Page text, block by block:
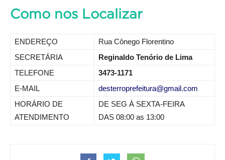
Como nos Localizar
ENDEREÇO
Rua Cônego Florentino
SECRETÁRIA
Reginaldo Tenório de Lima
TELEFONE
3473-1171
E-MAIL
desterroprefeitura@gmail.com
HORÁRIO DE
ATENDIMENTO
DE SEG À SEXTA-FEIRA
DAS 08:00 as 13:00